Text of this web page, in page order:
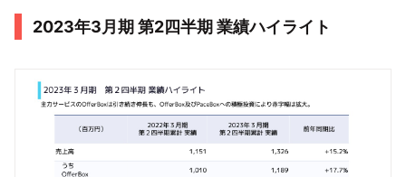
2023年3月期 第2四半期 業績ハイライト